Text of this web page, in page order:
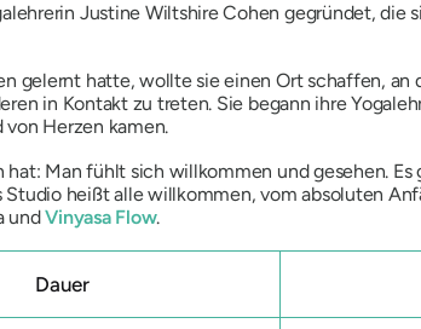
Justine Wiltshire Cohen gegründet, die
gelernt hatte, wollte sie einen Ort schaffen, an
in Kontakt zu treten. Sie begann ihre
Herzen kamen.
Man fühlt sich willkommen und gesehen.
heißt alle willkommen, vom absoluten
undVinyasa Flow.
Dauer